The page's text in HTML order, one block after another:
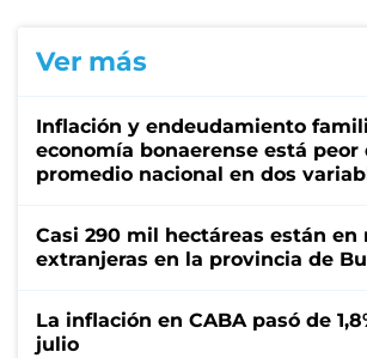
Ver más
Inflación y endeudamiento
economía bonaerense está peor
promedio nacional en dos
Casi 290 mil hectáreas están en
extranjeras en la provincia de
La inflación en CABA pasó de
julio